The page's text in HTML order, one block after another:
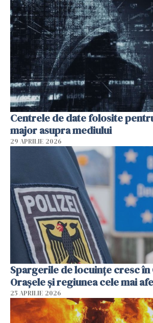
Centrele de date folosite
major asupra mediului
29 APRILIE 2026
Spargerile de locuințe cresc în
Orașele și regiunea cele mai
25 APRILIE 2026